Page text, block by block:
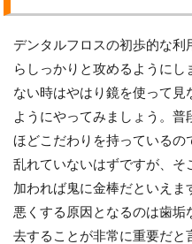
デンタルフロスの初歩的な
らしっかりと攻めるように
ない時はやはり鏡を使って
ようにやってみましょう。
ほどこだわりを持っているの
乱れていないはずですが、
加われば鬼に金棒だといえ
悪くする原因となるのは歯
去することが非常に重要だと